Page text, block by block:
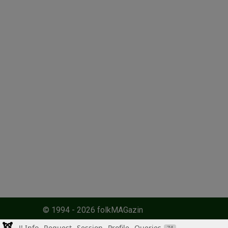
© 1994 - 2026 folkMAGazin